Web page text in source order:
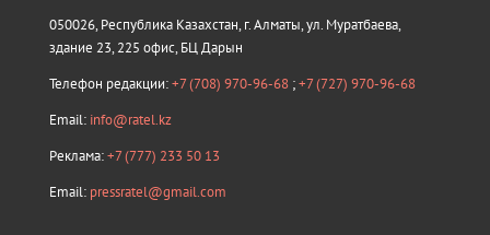
050026, Республика Казахстан, г. Алматы, ул. Муратбаева,
здание 23, 225 офис, БЦ Дарын
Телефон редакции:+7 (708) 970-96-68 ;+7 (727) 970-96-68
Email: info@ratel.kz
Реклама:+7 (777) 233 50 13
Email: pressratel@gmail.com